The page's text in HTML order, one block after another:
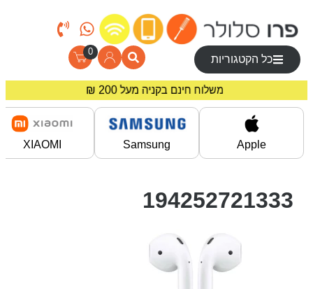
כל הקטגוריות
0
משלוח חינם בקניה מעל 200 ₪
מחירים מיוחדים לרוכשים באתר!
Apple
Samsung
XIAOMI
194252721333